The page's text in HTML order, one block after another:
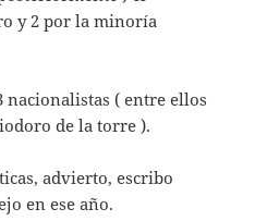
y 2 por la minoría
nacionalistas ( entre ellos
de la torre ).
advierto, escribo
en ese año.